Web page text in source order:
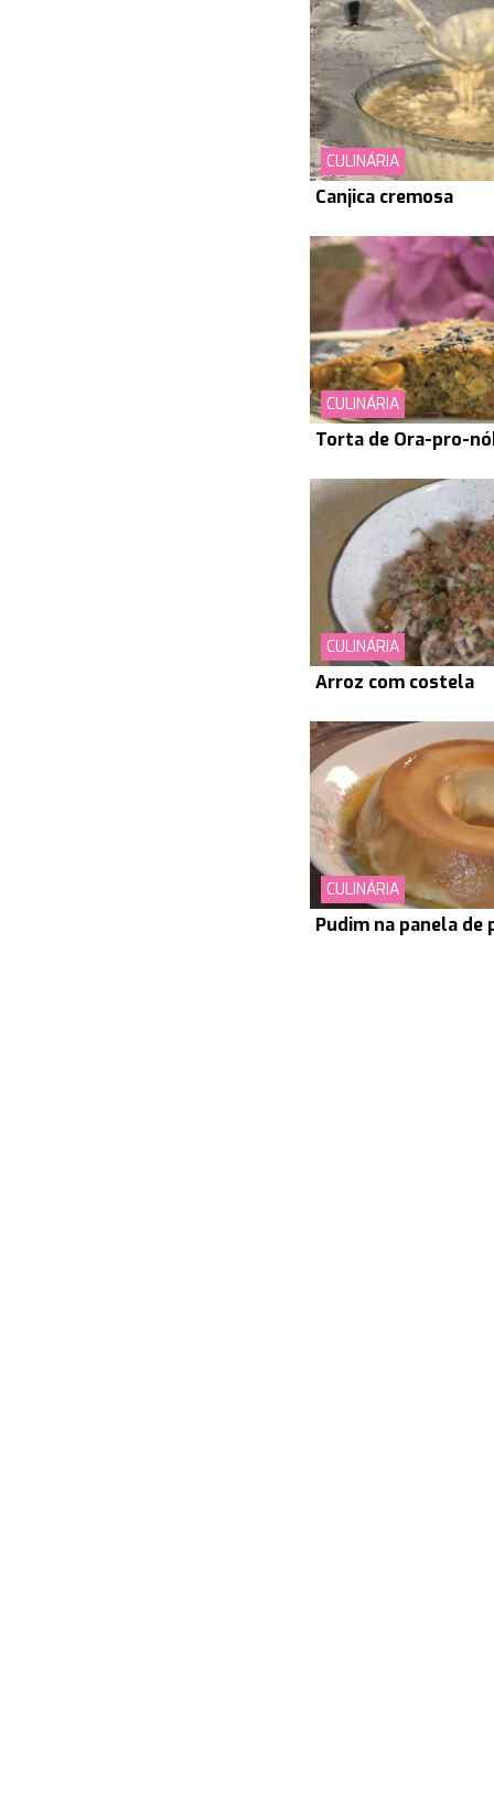
CULINÁRIA
Canjica cremosa
CULINÁRIA
Torta de Ora-pro-
CULINÁRIA
Arroz com costela
CULINÁRIA
Pudim na panela de